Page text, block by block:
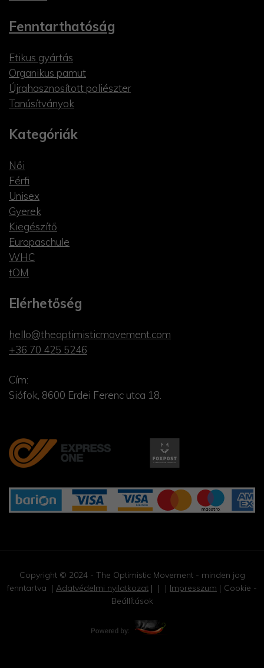
Fenntarthatóság
Etikus gyártás
Organikus pamut
Újrahasznosított poliészter
Tanúsítványok
Kategóriák
Női
Férfi
Unisex
Gyerek
Kiegészítő
Europaschule
WHC
tOM
Elérhetőség
hello@theoptimisticmovement.com
+36 70 425 5246
Cím:
Siófok, 8600 Erdei Ferenc utca 18.
Copyright © 2024 - The Optimistic Movement - minden jog
fenntartva
Adatvédelmi nyilatkozat Impresszum
Cookie -
Beállítások